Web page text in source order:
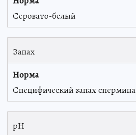
Серовато-белый
Запах
Специфический запах спермина
pH